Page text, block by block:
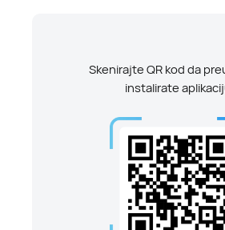
Skenirajte QR kod da
instalirate